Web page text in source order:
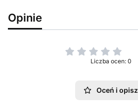
Opinie
Liczba ocen: 0
Oceń i opisz